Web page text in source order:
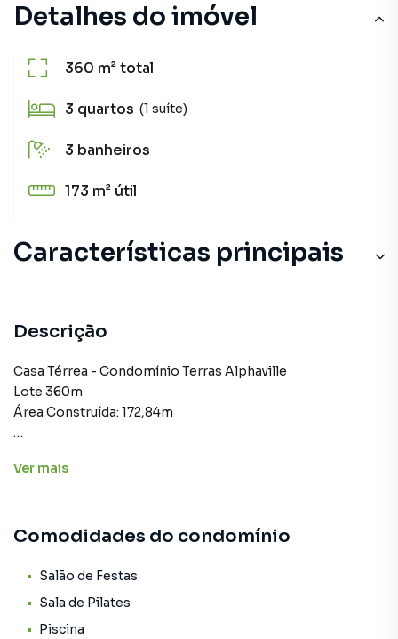
Detalhes do imóvel
360 m²total
3 quartos (1 suíte)
3 banheiros
173 m² útil
Características principais
Descrição
Casa Térrea - Condomínio Terras Alphaville
Lote 360m
Área Construída: 172,84m
02 quartos
Cozinha com armários embutidos
Banheiro externo
Lavandeira
Ver mais
Comodidades do condomínio
Salão de Festas
Sala de Pilates
Piscina